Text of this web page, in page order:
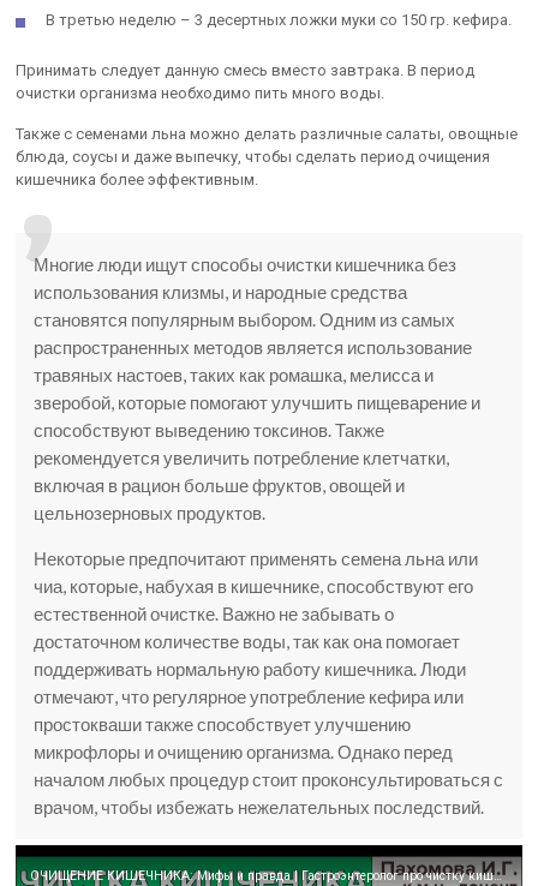
В третью неделю – 3 десертных ложки муки со 150 гр. кефира.
Принимать следует данную смесь вместо завтрака. В период
очистки организма необходимо пить много воды.
Также с семенами льна можно делать различные салаты, овощные
блюда, соусы и даже выпечку, чтобы сделать период очищения
кишечника более эффективным.
Многие люди ищут способы очистки кишечника без
использования клизмы, и народные средства
становятся популярным выбором. Одним из самых
распространенных методов является использование
травяных настоев, таких как ромашка, мелисса и
зверобой, которые помогают улучшить пищеварение и
способствуют выведению токсинов. Также
рекомендуется увеличить потребление клетчатки,
включая в рацион больше фруктов, овощей и
цельнозерновых продуктов.
Некоторые предпочитают применять семена льна или
чиа, которые, набухая в кишечнике, способствуют его
естественной очистке. Важно не забывать о
достаточном количестве воды, так как она помогает
поддерживать нормальную работу кишечника. Люди
отмечают, что регулярное употребление кефира или
простокваши также способствует улучшению
микрофлоры и очищению организма. Однако перед
началом любых процедур стоит проконсультироваться с
врачом, чтобы избежать нежелательных последствий.
ОЧИЩЕНИЕ КИШЕЧНИКА: Мифы и правда | Гастроэнтеролог про чистку кишечника